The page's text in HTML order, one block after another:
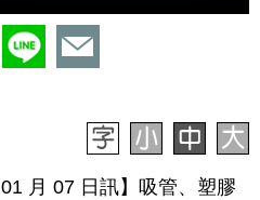
月 07 日訊】吸管、塑膠